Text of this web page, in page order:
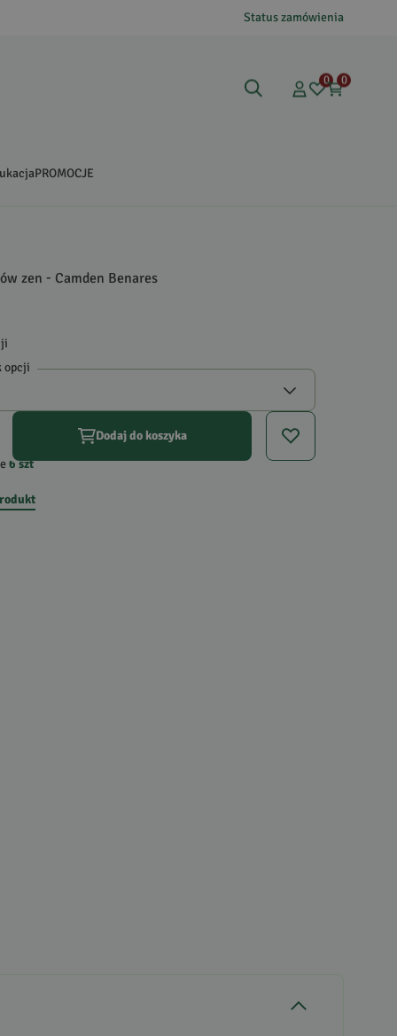
Status zamówienia
0 0
PROMOCJE
zen - Camden Benares
opcji
Dodaj do koszyka
6szt